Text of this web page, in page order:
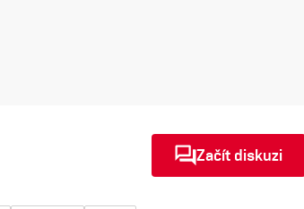
Začít diskuzi